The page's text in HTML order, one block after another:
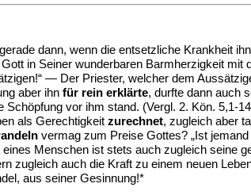
dann, wenn die entsetzliche Krankheit ihn
in Seiner wunderbaren Barmherzigkeit mit
— Der Priester, welcher dem
aber ihn für rein erklärte, durfte dann auch
Schöpfung vor ihm stand. (Vergl. 2. Kön.
als Gerechtigkeit zurechnet, zugleich aber
vermag zum Preise Gottes? „Ist
Menschen ist stets auch zugleich seine
zugleich auch die Kraft zu einem neuen
aus seiner Gesinnung!*